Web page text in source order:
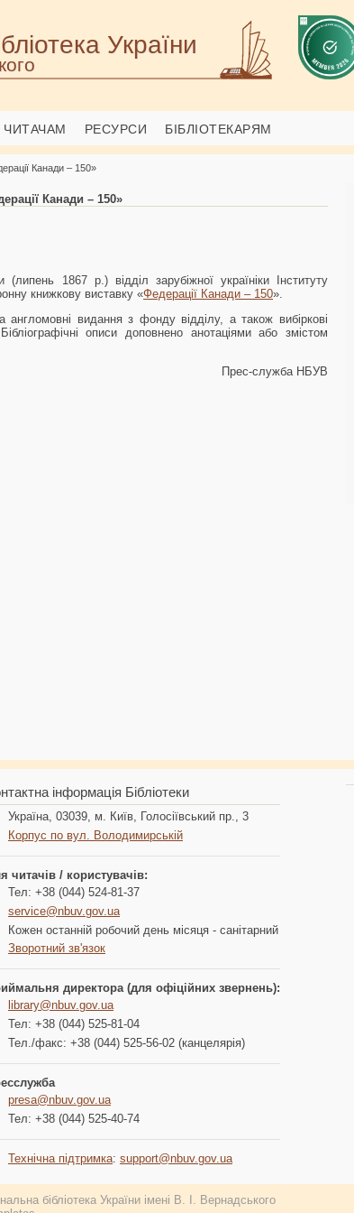
України
ЧИТАЧАМ РЕСУРСИ БІБЛІОТЕКАРЯМ
Канади – 150»
Канади – 150»
1867 р.) відділ зарубіжної україніки Інституту
книжкову виставку «Федерації Канади – 150».
англомовні видання з фонду відділу, а також вибіркові
описи доповнено анотаціями або змістом
Прес-служба НБУВ
інформація Бібліотеки
Україна, 03039, м. Київ, Голосіївський пр., 3
Корпус по вул. Володимирській
читачів / користувачів:
Тел: +38 (044) 524-81-37
service@nbuv.gov.ua
Кожен останній робочий день місяця - санітарний
Зворотний зв'язок
директора (для офіційних звернень):
library@nbuv.gov.ua
Тел: +38 (044) 525-81-04
Тел./факс: +38 (044) 525-56-02 (канцелярія)
presa@nbuv.gov.ua
Тел: +38 (044) 525-40-74
Технічна підтримка: support@nbuv.gov.ua
бібліотека України імені В. І. Вернадського